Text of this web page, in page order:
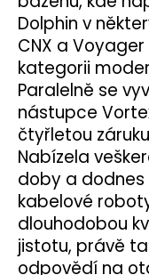
Dolphin v
CNX a
kategorii
Paralelně se
nástupce
čtyřletou
Nabízela
doby a
kabelové
dlouhodobou
jistotu, právě
odpovědí na